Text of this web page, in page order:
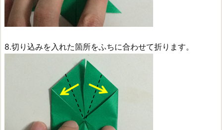
8.切り込みを入れた箇所をふちに合わせて折ります。